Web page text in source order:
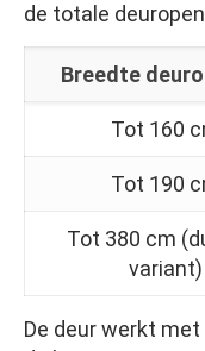
de totale
Breedte
Tot 160
Tot 190
Tot 380 cm
variant)
De deur werkt